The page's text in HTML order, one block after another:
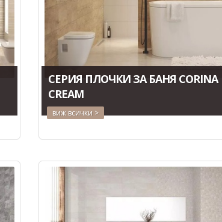
СЕРИЯ ПЛОЧКИ ЗА БАНЯ CORINA
CREAM
виж всички >